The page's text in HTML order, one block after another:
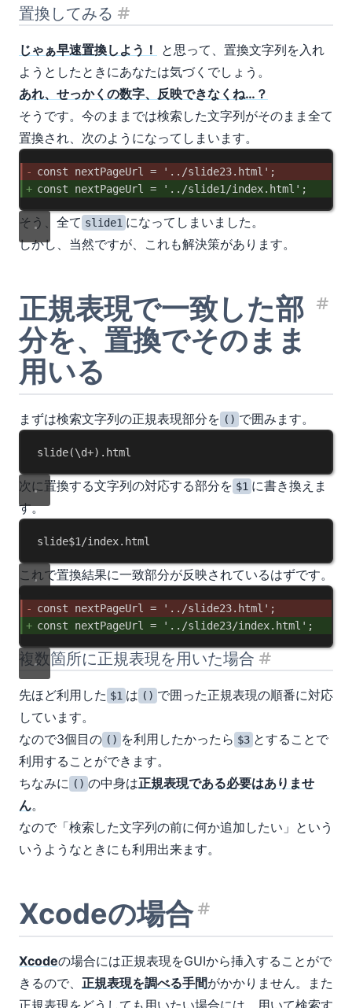
置換してみる
じゃぁ早速置換しよう！
と思って、置換文字列を入れ
ようとしたときにあなたは気づくでしょう。
あれ、せっかくの数字、反映できなくね…？
そうです。今のままでは検索した文字列がそのまま全て
置換され、次のようになってしまいます。
const nextPageUrl = '../slide23.html' ;
const
nextPageUrl = '../slide1/index.html' ;
そう、全て slide1 になってしまいました。
しかし、当然ですが、これも解決策があります。
正規表現で一致した部
分を、置換でそのまま
用いる
まずは検索文字列の正規表現部分を () で囲みます。
slide(\d+).html
次に置換する文字列の対応する部分を $1 に書き換えま
す。
slide$1/index.html
これで置換結果に一致部分が反映されているはずです。
const nextPageUrl = '../slide23.html' ;
const
nextPageUrl = '../slide23/index.html' ;
複数箇所に正規表現を用いた場合
先ほど利用した $1 は () で囲った正規表現の順番に対応
しています。
なので3個目の () を利用したかったら $3 とすることで
利用することができます。
ちなみに () の中身は正規表現である必要はありませ
ん。
なので「検索した文字列の前に何か追加したい」という
いうようなときにも利用出来ます。
Xcodeの場合
見出し「
Xcodeの場合には正規表現をGUIから挿入することがで
きるので、 正規表現を調べる手間がかかりません。また
正規表現をどうしても用いたい場合には、用いて検索す